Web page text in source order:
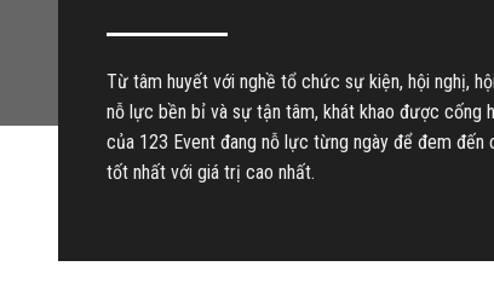
Từ tâm huyết với nghề tổ chức sự kiện, hội nghị,
nỗ lực bền bỉ và sự tận tâm, khát khao được cống
của 123 Event đang nỗ lực từng ngày để đem đến
tốt nhất với giá trị cao nhất.